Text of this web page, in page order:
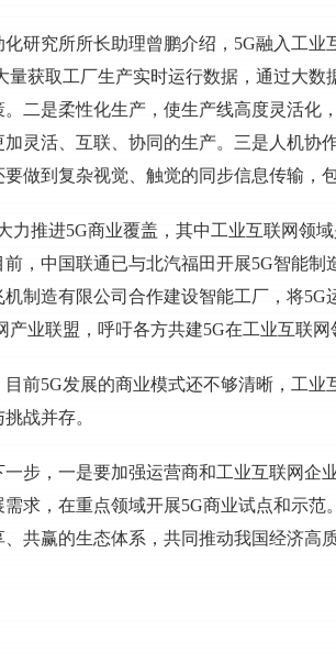
研究所所长助理曾鹏介绍，5G融入工
量获取工厂生产实时运行数据，通过大数
二是柔性化生产，使生产线高度灵活化
灵活、互联、协同的生产。三是人机协
做到复杂视觉、触觉的同步信息传输，
力推进5G商业覆盖，其中工业互联网领
，中国联通已与北汽福田开展5G智能制
制造有限公司合作建设智能工厂，将
产业联盟，呼吁各方共建5G在工业互联网
前5G发展的商业模式还不够清晰，工
战并存。
步，一是要加强运营商和工业互联网企
求，在重点领域开展5G商业试点和示范
共赢的生态体系，共同推动我国经济高